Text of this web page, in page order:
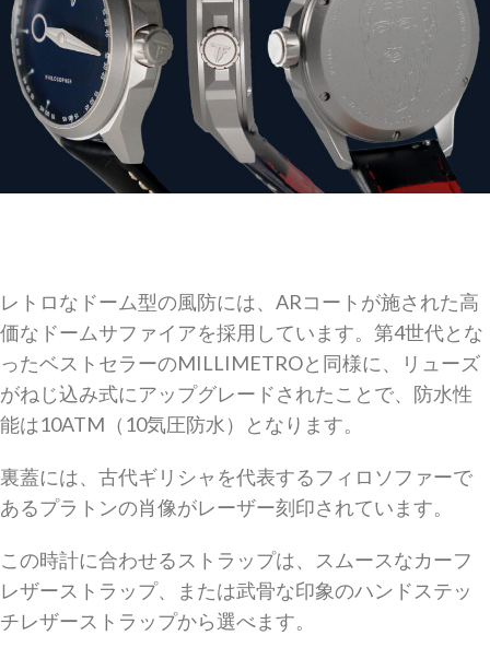
レトロなドーム型の風防には、ARコートが施された高
価なドームサファイアを採用しています。第4世代とな
ったベストセラーのMILLIMETROと同様に、リューズ
がねじ込み式にアップグレードされたことで、防水性
能は10ATM（10気圧防水）となります。
裏蓋には、古代ギリシャを代表するフィロソファーで
あるプラトンの肖像がレーザー刻印されています。
この時計に合わせるストラップは、スムースなカーフ
レザーストラップ、または武骨な印象のハンドステッ
チレザーストラップから選べます。